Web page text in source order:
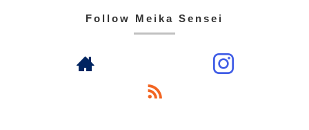
Follow Meika Sensei